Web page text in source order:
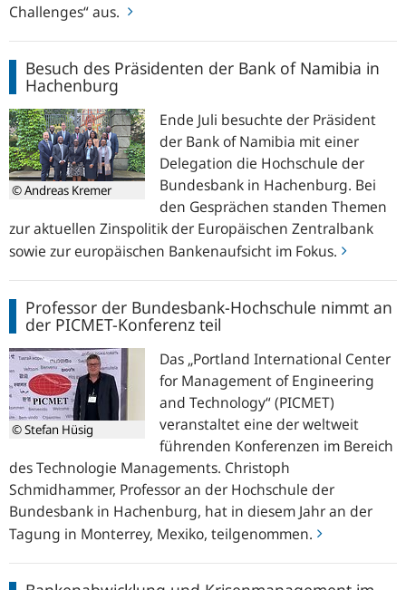
Challenges aus.
Besuch des Präsidenten der Bank of Namibia in
Hachenburg
© Andreas Kremer
Ende Juli besuchte der Präsident
der Bank of Namibia mit einer
Delegation die Hochschule der
Bundesbank in Hachenburg. Bei
den Gesprächen standen Themen
zur aktuellen Zinspolitik der Europäischen Zentralbank
sowie zur europäischen Bankenaufsicht im Fokus.
des
Präsidenten
der
Bank
of
Namibia
Hachenburg
Professor der Bundesbank-Hochschule nimmt an
der PICMET-Konferenz teil
© Stefan Hüsig
Das „Portland International Center
for Management of Engineering
and Technology“ (PICMET)
veranstaltet eine der weltweit
führenden Konferenzen im Bereich
des Technologie Managements. Christoph
Schmidhammer, Professor an der Hochschule der
Bundesbank in Hachenburg, hat in diesem Jahr an der
Tagung in Monterrey, Mexiko, teilgenommen.
der
Bundesbank-
Hochschule
nimmt
an
der
Konferenz
teil